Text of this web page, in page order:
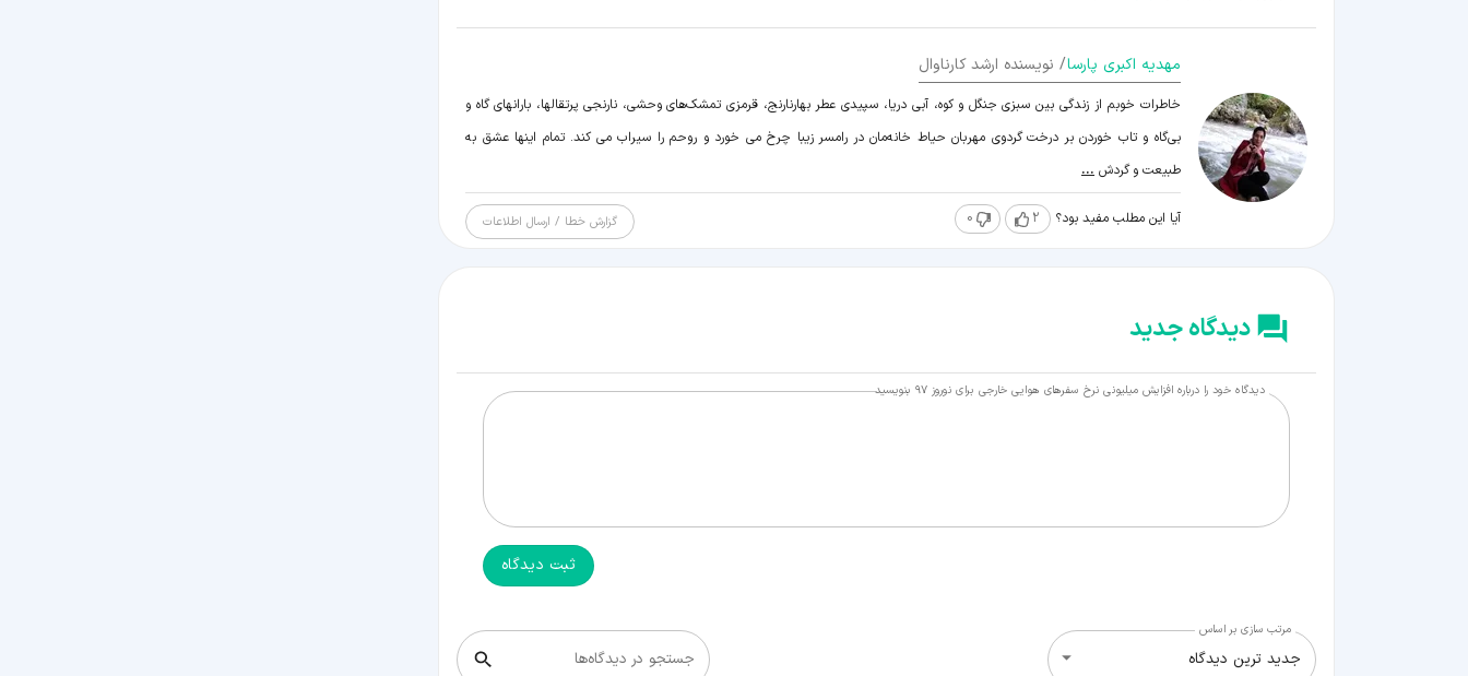
مهدیه اکبری پارسا/ نویسنده ارشد کارناوال
خاطرات خوبم از زندگی بین سبزی جنگل و کوه، آبی دریا، سپیدی عطر بهارنارنج، قرمزی تمشک‌های وحشی، نارنجی پرتقالها، بارانهای گاه و
بی‌گاه و تاب خوردن بر درخت گردوی مهربان حیاط خانه‌مان در رامسر زیبا چرخ می خورد و روحم را سیراب می کند. تمام اینها عشق به
طبیعت و گردش ...
آیا این مطلب مفید بود؟ 2
0 گزارش خطا / ارسال اطلاعات
دیدگاه جدید
دیدگاه خود را درباره افزایش میلیونی نرخ سفرهای هوایی خارجی برای نوروز ۹۷ بنویسید
ثبت دیدگاه
جستجو در دیدگاه‌ها
مرتب سازی بر اساس
جدید ترین دیدگاه